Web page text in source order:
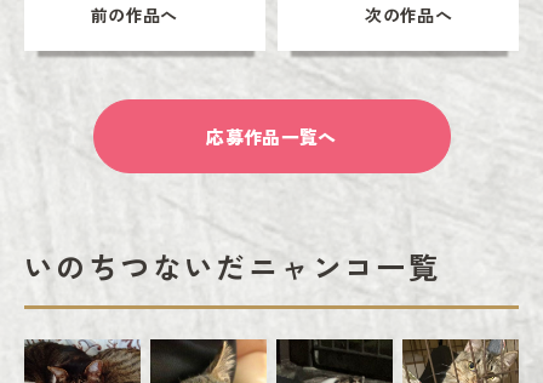
前の作品へ 次の作品へ
応募作品一覧へ
いのちつないだニャンコ一覧